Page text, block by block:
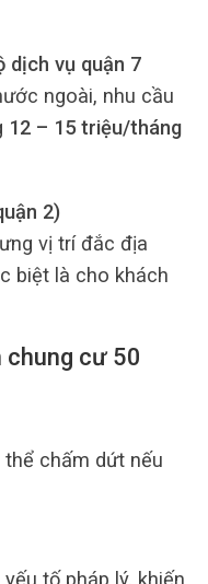
dịch vụ quận 7
ngoài, nhu cầu
12 – 15 triệu/tháng
2)
vị trí đắc địa
biệt là cho khách
chung cư 50
chấm dứt nếu
tố pháp lý, khiến